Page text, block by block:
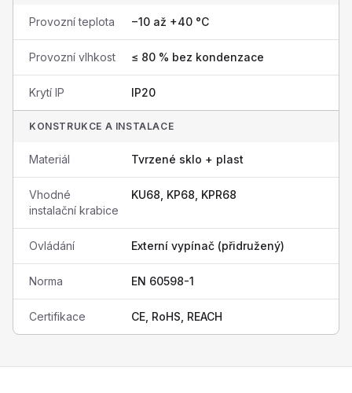
Provozní teplota −10 až +40 °C
Provozní vlhkost ≤ 80 % bez kondenzace
Krytí IP IP20
KONSTRUKCE A INSTALACE
Materiál Tvrzené sklo + plast
Vhodné
instalační krabice
KU68, KP68, KPR68
Ovládání Externí vypínač (přidružený)
Norma EN 60598-1
Certifikace CE, RoHS, REACH